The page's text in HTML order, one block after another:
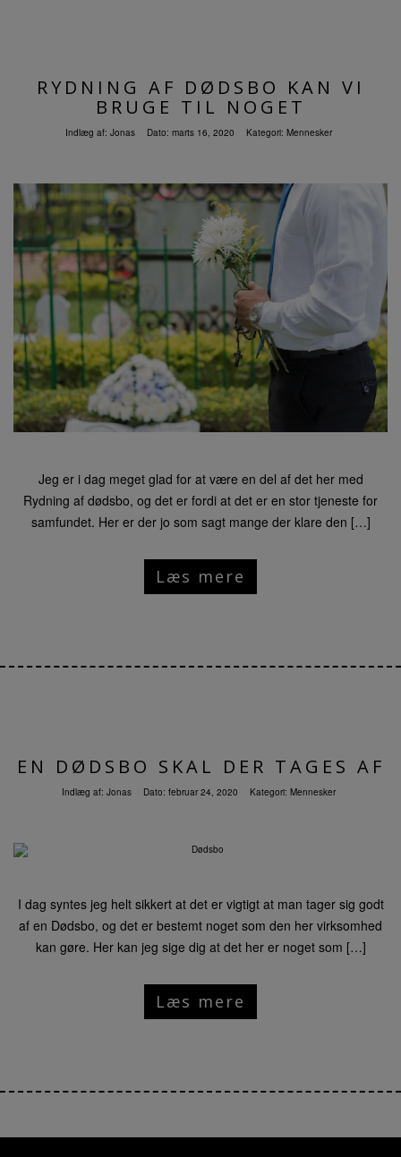
RYDNING AF DØDSBO KAN VI
BRUGE TIL NOGET
Indlæg af: Jonas Dato: marts 16, 2020 Kategori: Mennesker
Jeg er i dag meget glad for at være en del af det her med
Rydning af dødsbo, og det er fordi at det er en stor tjeneste for
samfundet. Her er der jo som sagt mange der klare den […]
Læs mere
EN DØDSBO SKAL DER TAGES AF
Indlæg af: Jonas Dato: februar 24, 2020 Kategori: Mennesker
I dag syntes jeg helt sikkert at det er vigtigt at man tager sig godt
af en Dødsbo, og det er bestemt noget som den her virksomhed
kan gøre. Her kan jeg sige dig at det her er noget som […]
Læs mere